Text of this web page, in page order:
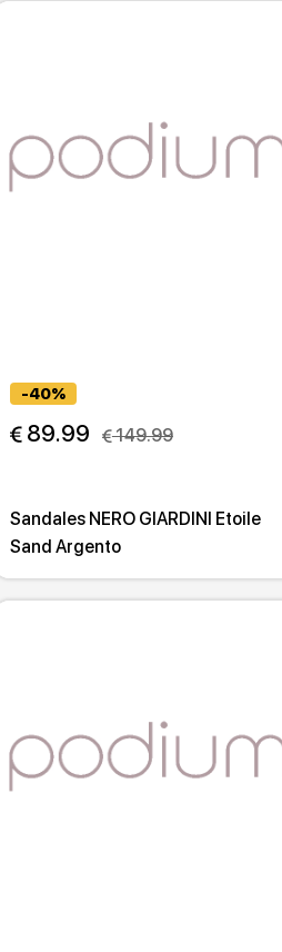
-40%
89.99 149.99
Sandales NERO GIARDINI Etoile
Sand Argento